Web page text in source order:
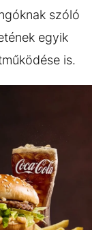
szóló
egyik
is.